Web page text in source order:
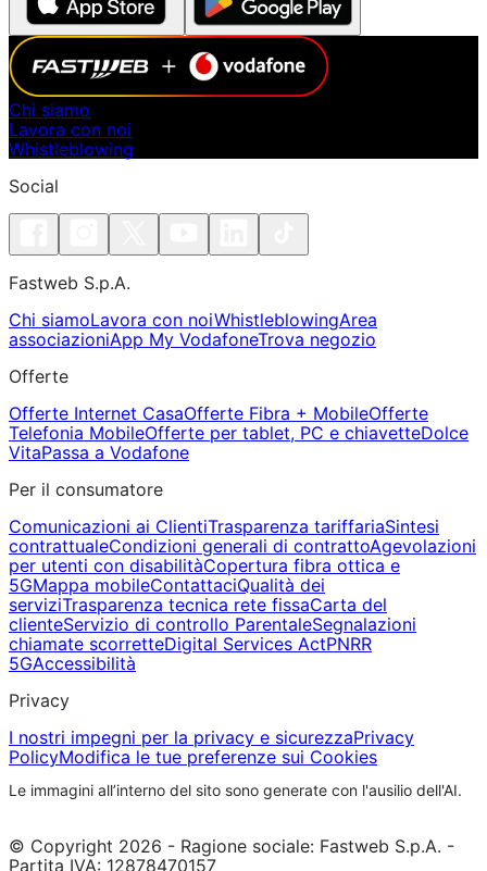
Chi siamo
Lavora con noi
Whistleblowing
Social
Fastweb S.p.A.
Chi siamoLavora con noiWhistleblowingArea
associazioniApp My VodafoneTrova negozio
Offerte
Offerte Internet CasaOfferte Fibra + MobileOfferte
Telefonia MobileOfferte per tablet, PC e chiavetteDolce
VitaPassa a Vodafone
Per il consumatore
Comunicazioni ai ClientiTrasparenza tariffariaSintesi
contrattualeCondizioni generali di contrattoAgevolazioni
per utenti con disabilitàCopertura fibra ottica e
5GMappa mobileContattaciQualità dei
serviziTrasparenza tecnica rete fissaCarta del
clienteServizio di controllo ParentaleSegnalazioni
chiamate scorretteDigital Services ActPNRR
5GAccessibilità
Privacy
I nostri impegni per la privacy e sicurezzaPrivacy
PolicyModifica le tue preferenze sui Cookies
Le immagini all’interno del sito sono generate con l'ausilio dell'AI.
© Copyright 2026 - Ragione sociale: Fastweb S.p.A. -
Partita IVA: 12878470157